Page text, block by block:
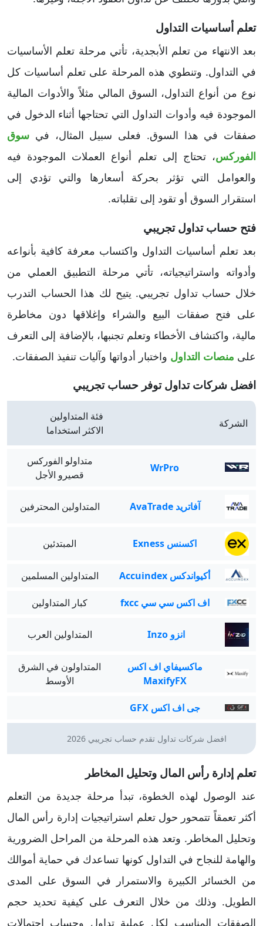
تعلم أساسيات التداول
بعد الانتهاء من تعلم الأبجدية، تأتي مرحلة تعلم الأساسيات
في التداول. وتنطوي هذه المرحلة على تعلم أساسيات كل
نوع من أنواع التداول، السوق المالي مثلاً والأدوات المالية
الموجودة فيه وأدوات التداول التي تحتاجها أثناء الدخول في
صفقات في هذا السوق. فعلى سبيل المثال، في سوق
الفوركس، تحتاج إلى تعلم أنواع العملات الموجودة فيه
والعوامل التي تؤثر بحركة أسعارها والتي تؤدي إلى
استقرار السوق أو تقود إلى تقلباته.
فتح حساب تداول تجريبي
بعد تعلم أساسيات التداول واكتساب معرفة كافية بأنواعه
وأدواته واستراتيجياته، تأتي مرحلة التطبيق العملي من
خلال حساب تداول تجريبي. يتيح لك هذا الحساب التدرب
على فتح صفقات البيع والشراء وإغلاقها دون مخاطرة
مالية، واكتشاف الأخطاء وتعلم تجنبها، بالإضافة إلى التعرف
على منصات التداول واختبار أدواتها وآليات تنفيذ الصفقات.
افضل شركات تداول توفر حساب تجريبي
الشركة
فئة المتداولين
الاكثر استخداما
WrPro
متداولو الفوركس
قصيرو الأجل
آفاتريد AvaTrade المتداولين المحترفين
اكسنس Exness المبتدئين
أكيواندكس Accuindex المتداولين المسلمين
اف اكس سي سي fxcc كبار المتداولين
انزو Inzo المتداولين العرب
ماكسيفاي اف اكس
MaxifyFX
المتداولون في الشرق
الأوسط
جى اف اكس GFX
افضل شركات تداول تقدم حساب تجريبي 2026
تعلم إدارة رأس المال وتحليل المخاطر
عند الوصول لهذه الخطوة، تبدأ مرحلة جديدة من التعلم
أكثر تعمقاً تتمحور حول تعلم استراتيجيات إدارة رأس المال
وتحليل المخاطر. وتعد هذه المرحلة من المراحل الضرورية
والهامة للنجاح في التداول كونها تساعدك في حماية أموالك
من الخسائر الكبيرة والاستمرار في السوق على المدى
الطويل. وذلك من خلال التعرف على كيفية تحديد حجم
الصفقات المناسب لكل عملية تداول وحساب احتمالات